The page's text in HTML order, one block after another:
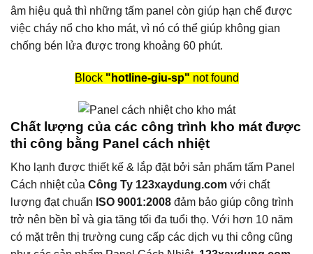
âm hiệu quả thì những tấm panel còn giúp hạn chế được
việc cháy nổ cho kho mát, vì nó có thể giúp không gian
chống bén lửa được trong khoảng 60 phút.
Block "hotline-giu-sp" not found
Chất lượng của các công trình kho mát được
thi công bằng Panel cách nhiệt
Kho lạnh được thiết kế & lắp đặt bởi sản phẩm tấm Panel
Cách nhiệt của Công Ty 123xaydung.com với chất
lượng đạt chuẩn ISO 9001:2008 đảm bảo giúp công trình
trở nên bền bỉ và gia tăng tối đa tuổi thọ. Với hơn 10 năm
có mặt trên thị trường cung cấp các dịch vụ thi công cũng